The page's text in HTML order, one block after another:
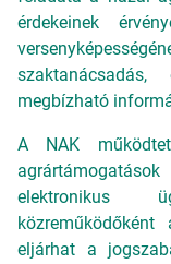
érdekeinek
megbízható
A NAK
elektronikus
közreműködőként
eljárhat a